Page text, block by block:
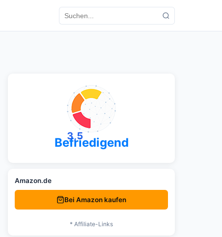
3,5
Befriedigend
Amazon.de
Bei Amazon kaufen
* Affiliate-Links